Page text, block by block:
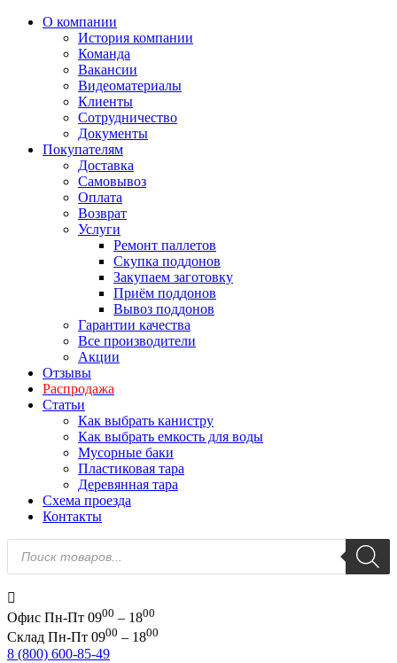
О компании
История компании
Команда
Вакансии
Видеоматериалы
Клиенты
Сотрудничество
Документы
Покупателям
Доставка
Самовывоз
Оплата
Возврат
Услуги
Ремонт паллетов
Скупка поддонов
Закупаем заготовку
Приём поддонов
Вывоз поддонов
Гарантии качества
Все производители
Акции
Отзывы
Распродажа
Статьи
Как выбрать канистру
Как выбрать емкость для воды
Мусорные баки
Пластиковая тара
Деревянная тара
Схема проезда
Контакты
Поиск
товаров
Офис Пн-Пт 0900 – 1800
Склад Пн-Пт 0900 – 1800
8 (800) 600-85-49